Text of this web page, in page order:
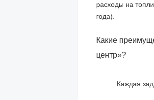
расходы на
года).
Какие
центр»?
Каждая